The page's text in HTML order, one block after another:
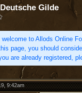
Gilde
welcome to Allods Online
page, you should
are already registered,
9:42am